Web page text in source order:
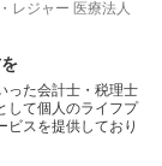
レジャー 医療法人
った会計士・税理士
して個人のライフプ
ビスを提供しており